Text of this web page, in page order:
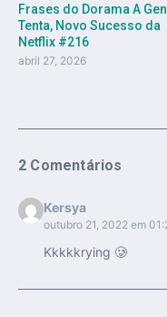
Frases do Dorama A
Tenta, Novo Sucesso da
Netflix #216
abril 27, 2026
2 Comentários
Kersya
outubro 21, 2022 em
Kkkkkrying 🥲